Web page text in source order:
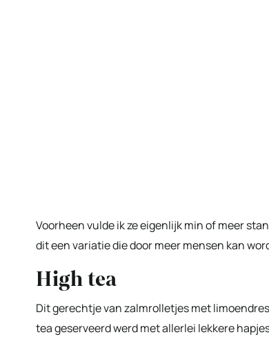
Voorheen vulde ik ze eigenlijk min of meer
dit een variatie die door meer mensen kan
High tea
Dit gerechtje van zalmrolletjes met
tea geserveerd werd met allerlei lekkere